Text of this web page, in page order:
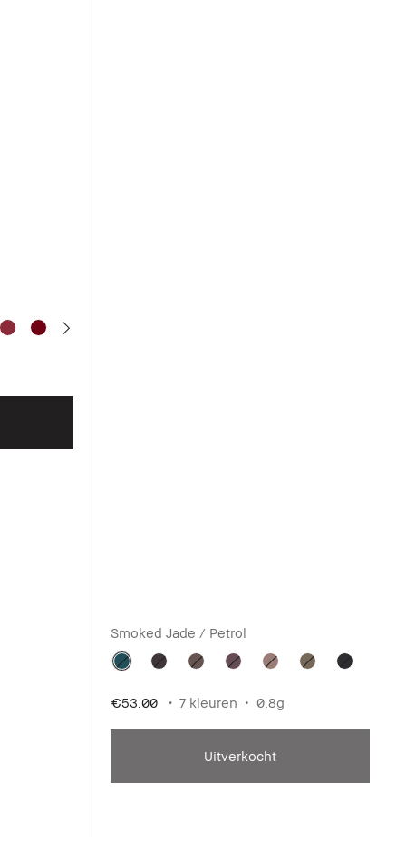
Smoked Jade / Petrol
€53.00 7 kleuren 0.8g
Uitverkocht